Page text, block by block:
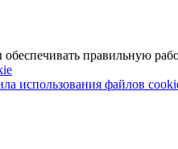
правильную
использования файлов